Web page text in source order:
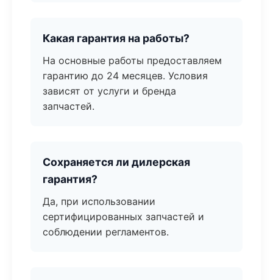
Какая гарантия на работы?
На основные работы предоставляем
гарантию до 24 месяцев. Условия
зависят от услуги и бренда
запчастей.
Сохраняется ли дилерская
гарантия?
Да, при использовании
сертифицированных запчастей и
соблюдении регламентов.